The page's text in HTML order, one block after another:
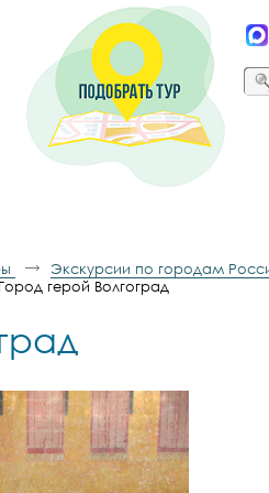
Экскурсии по городам
Город герой Волгоград